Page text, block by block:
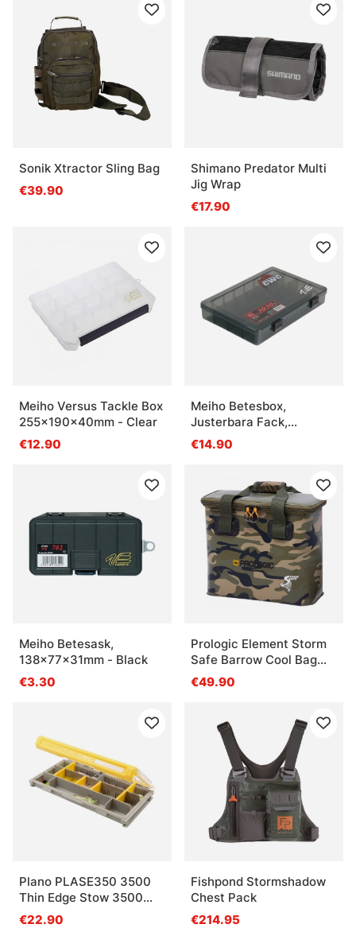
Sonik Xtractor Sling Bag
€39.90
Shimano Predator Multi
Jig Wrap
€17.90
Meiho Versus Tackle Box
255x190x40mm - Clear
€12.90
Meiho Betesbox,
Justerbara Fack,
286x205x50mm - Black
€14.90
Meiho Betesask,
138x77x31mm - Black
€3.30
Prologic Element Storm
Safe Barrow Cool Bag
Camo Medium 17L
€49.90
Plano PLASE350 3500
Thin Edge Stow 3500
Thin
€22.90
Fishpond Stormshadow
Chest Pack
€214.95